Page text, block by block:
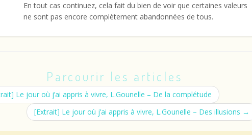
En tout cas continuez, cela fait du bien de voir que certaines valeurs
ne sont pas encore complètement abandonnées de tous.
Parcourir les articles
Le jour où j’ai appris à vivre, L.Gounelle – De la complétude
[Extrait] Le jour où j’ai appris à vivre, L.Gounelle – Des illusions →